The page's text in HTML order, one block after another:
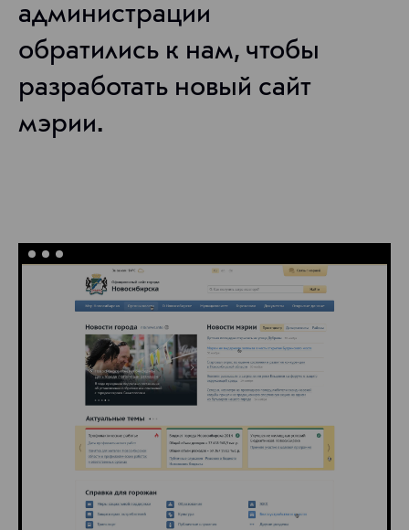
администрации
обратились к нам, чтобы
разработать новый сайт
мэрии.